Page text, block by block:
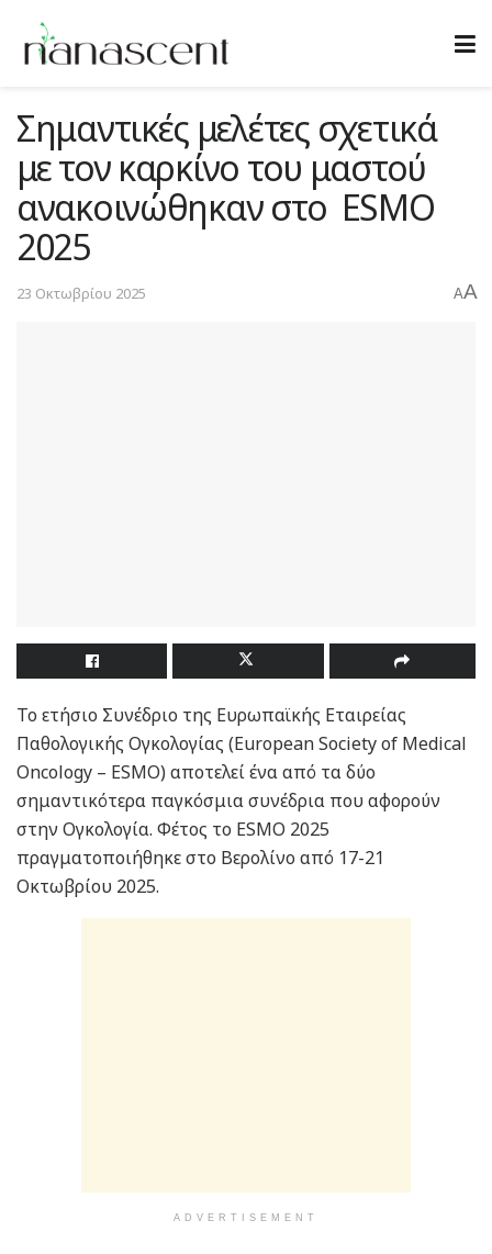
Σημαντικές μελέτες σχετικά
με τον καρκίνο του μαστού
ανακοινώθηκαν στο ESMO
2025
23 Οκτωβρίου 2025 AA
Το ετήσιο Συνέδριο της Ευρωπαϊκής Εταιρείας
Παθολογικής Ογκολογίας (European Society of Medical
Oncology – ESMO) αποτελεί ένα από τα δύο
σημαντικότερα παγκόσμια συνέδρια που αφορούν
στην Ογκολογία. Φέτος το ESMO 2025
πραγματοποιήθηκε στο Βερολίνο από 17-21
Οκτωβρίου 2025.
ADVERTISEMENT